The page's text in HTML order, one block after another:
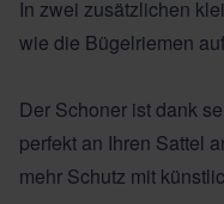
In zwei zusätzlichen
wie die Bügelriemen
Der Schoner ist dank
perfekt an Ihren Sattel
mehr Schutz mit